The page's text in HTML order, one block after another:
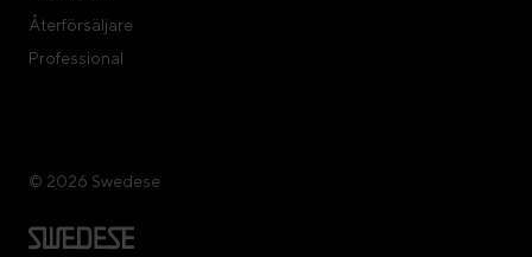
Återförsäljare
Professional
© 2026 Swedese